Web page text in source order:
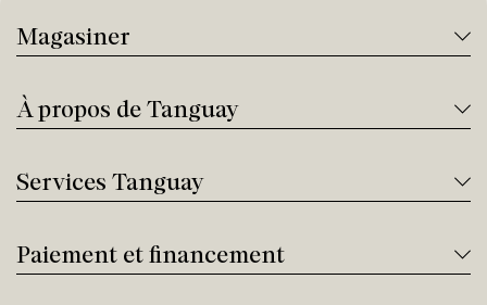
Magasiner
À propos de Tanguay
Services Tanguay
Paiement et financement